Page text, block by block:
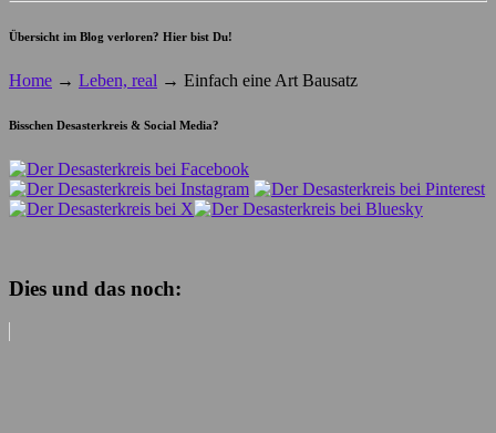
Übersicht im Blog verloren? Hier bist Du!
Home → Leben, real → Einfach eine Art Bausatz
Bisschen Desasterkreis & Social Media?
Dies und das noch: